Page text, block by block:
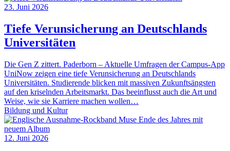
23. Juni 2026
Tiefe Verunsicherung an Deutschlands
Universitäten
Die Gen Z zittert. Paderborn – Aktuelle Umfragen der Campus-App
UniNow zeigen eine tiefe Verunsicherung an Deutschlands
Universitäten. Studierende blicken mit massiven Zukunftsängsten
auf den kriselnden Arbeitsmarkt. Das beeinflusst auch die Art und
Weise, wie sie Karriere machen wollen…
Bildung und Kultur
12. Juni 2026